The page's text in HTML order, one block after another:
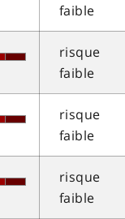
faible
risque
faible
risque
faible
risque
faible